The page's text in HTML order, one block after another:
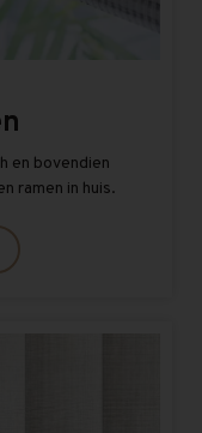
en bovendien
ramen in huis.